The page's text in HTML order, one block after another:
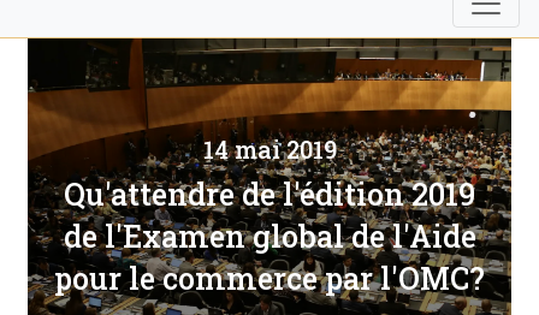
14 mai 2019
Qu'attendre de l'édition 2019
de l'Examen global de l'Aide
pour le commerce par l'OMC?